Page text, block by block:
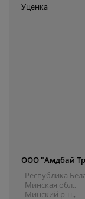
Уценка
ООО "Амдбай
Республика
Минская обл.,
Минский р-н.,